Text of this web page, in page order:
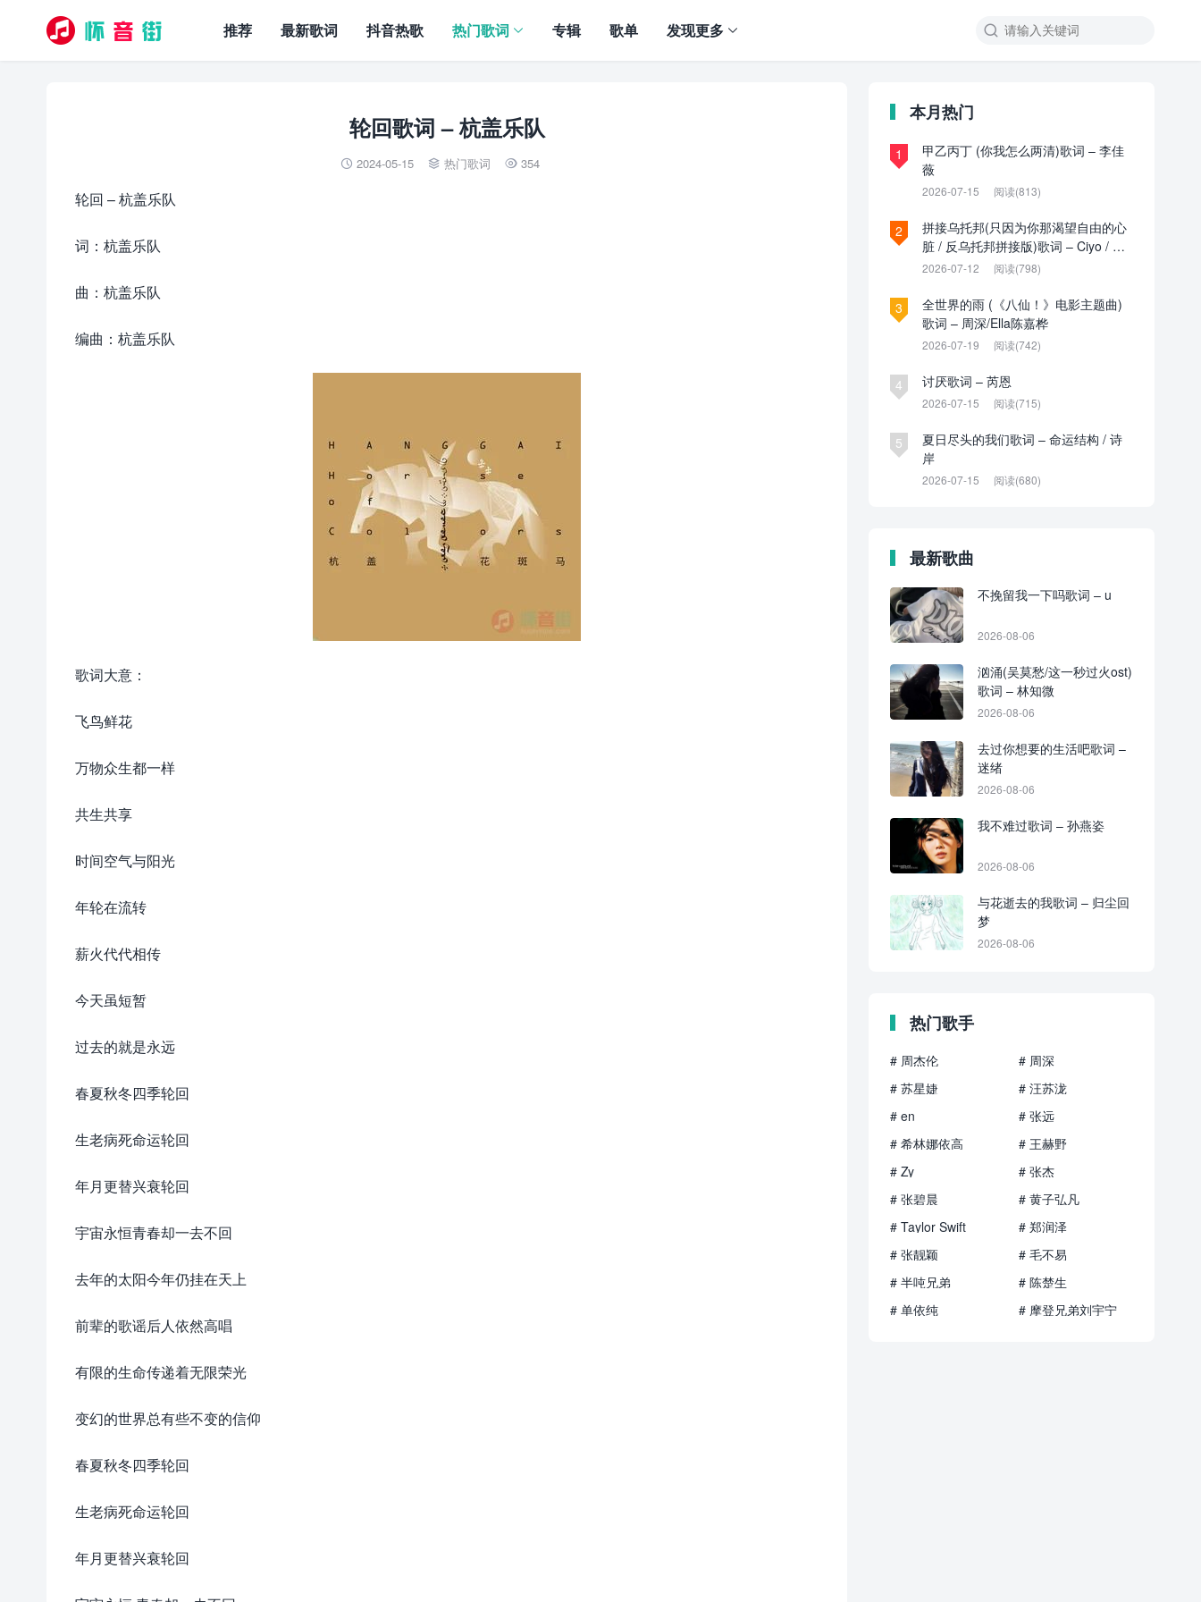

推荐 最新歌词 抖音热歌 热门歌词 专辑 歌单 发现更多
轮回歌词 – 杭盖乐队
 2024-05-15  热门歌词  354
轮回 – 杭盖乐队
词：杭盖乐队
曲：杭盖乐队
编曲：杭盖乐队
歌词大意：
飞鸟鲜花
万物众生都一样
共生共享
时间空气与阳光
年轮在流转
薪火代代相传
今天虽短暂
过去的就是永远
春夏秋冬四季轮回
生老病死命运轮回
年月更替兴衰轮回
宇宙永恒青春却一去不回
去年的太阳今年仍挂在天上
前辈的歌谣后人依然高唱
有限的生命传递着无限荣光
变幻的世界总有些不变的信仰
春夏秋冬四季轮回
生老病死命运轮回
年月更替兴衰轮回
本月热门
1
甲乙丙丁 (你我怎么两清)歌词 – 李佳
薇
2026-07-15 阅读(813)
2
拼接乌托邦(只因为你那渴望自由的心
脏 / 反乌托邦拼接版)歌词 – Ciyo / 见
过夏天P / 乌托邦P
2026-07-12 阅读(798)
3
全世界的雨 (《八仙！》电影主题曲)
歌词 – 周深/Ella陈嘉桦
2026-07-19 阅读(742)
4 讨厌歌词 – 芮恩
2026-07-15 阅读(715)
5
夏日尽头的我们歌词 – 命运结构 / 诗
岸
2026-07-15 阅读(680)
最新歌曲
不挽留我一下吗歌词 – u
2026-08-06
汹涌(吴莫愁/这一秒过火ost)
歌词 – 林知微
2026-08-06
去过你想要的生活吧歌词 –
迷绪
2026-08-06
我不难过歌词 – 孙燕姿
2026-08-06
与花逝去的我歌词 – 归尘回
梦
2026-08-06
热门歌手
# 周杰伦
# 周深
# 苏星婕
# 汪苏泷
# en
# 张远
# 希林娜依高
# 王赫野
# Zy
# 张杰
# 张碧晨
# 黄子弘凡
# Taylor Swift
# 郑润泽
# 张靓颖
# 毛不易
# 半吨兄弟
# 陈楚生
# 单依纯
# 摩登兄弟刘宇宁